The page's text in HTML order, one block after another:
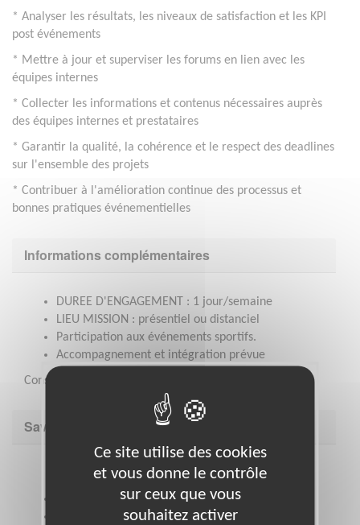
* Analyser les résultats, les niveaux de satisfaction et les KPI
post événements
* Mettre à jour et superviser les forums en lien avec les
équipes internes
* Collecter les informations et contenus nécessaires auprès
des équipes internes et prestataires
* Garantir la qualité, la cohérence et le respect des deadlines
sur l'ensemble des projets
* Contribuer à l'amélioration continue des processus et
bonnes pratiques événementielles
Informations complémentaires
DUREE D'ENGAGEMENT : 1 jour/semaine
LIEU MISSION : présentiel ou distanciel
Participation aux événements sportifs.
Accompagnement et intégration prévue
Consulter le site web : lpdl-sportentreprise.fr
Savoir être & compétences
Etre créatif, inventif
Etre organisé, avoir le sens des priorités
Ce site utilise des cookies
et vous donne le contrôle
sur ceux que vous
souhaitez activer